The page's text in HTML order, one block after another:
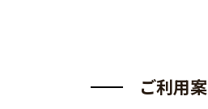
ご利用